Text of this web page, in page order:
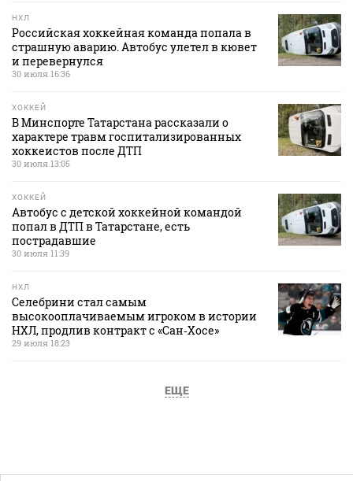
НХЛ
Российская хоккейная команда попала в
страшную аварию. Автобус улетел в кювет
и перевернулся
30 июля 16:36
ХОККЕЙ
В Минспорте Татарстана рассказали о
характере травм госпитализированных
хоккеистов после ДТП
30 июля 13:05
ХОККЕЙ
Автобус с детской хоккейной командой
попал в ДТП в Татарстане, есть
пострадавшие
30 июля 11:39
НХЛ
Селебрини стал самым
высокооплачиваемым игроком в истории
НХЛ, продлив контракт с «Сан‑Хосе»
29 июля 18:23
ЕЩЕ